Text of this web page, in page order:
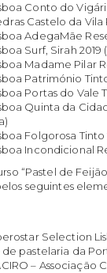
Conto do
Castelo da
AdegaMãe
Surf, Sirah 2019
Madame Pilar
Património
Portas do Vale
Quinta da
Folgorosa Tinto
Incondicional
“Pastel de
seguintes
Selection
pastelaria da
–